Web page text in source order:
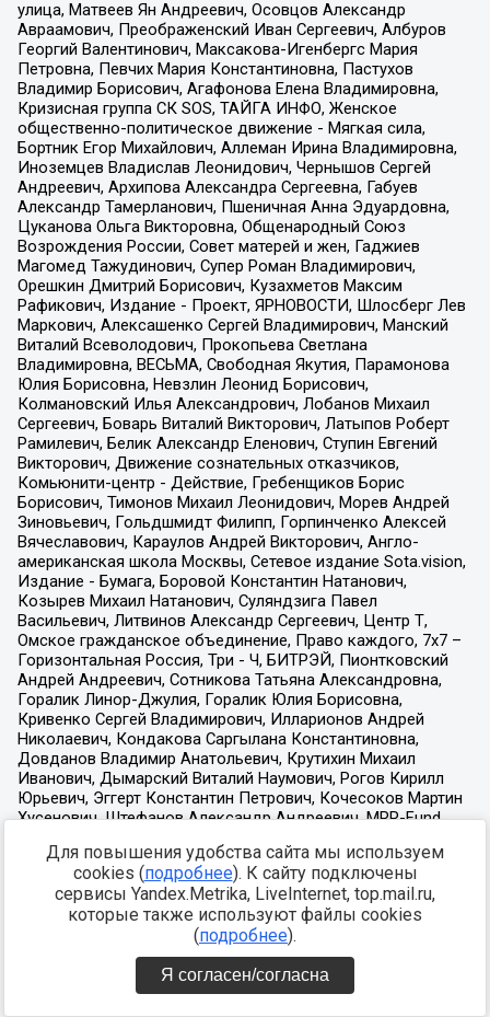
Для повышения удобства сайта мы используем
cookies (подробнее). К сайту подключены
сервисы Yandex.Metrika, LiveInternet, top.mail.ru,
которые также используют файлы cookies
(подробнее).
Я согласен/согласна